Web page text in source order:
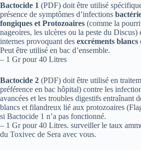
Bactocide 1 (PDF) doit être utilisé
présence de symptômes d’infections
fongiques et Protozoaires (comme la
nageoires, les ulcères ou la peste du Discus)
internes provoquant des excréments
Peut être utilisé en bac d’ensemble.
– 1 Gr pour 40 Litres
Bactocide 2 (PDF) doit être utilisé en
préférence en bac hôpital) contre les
avancées et les troubles digestifs entraînant
blancs et filandreux lié aux protozoaires
si Bactocide 1 n’a pas fonctionné.
– 1 Gr pour 40 Litres. surveiller le taux
du Toxivec de Sera avec vous.